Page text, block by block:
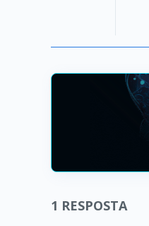
1 RESPOSTA